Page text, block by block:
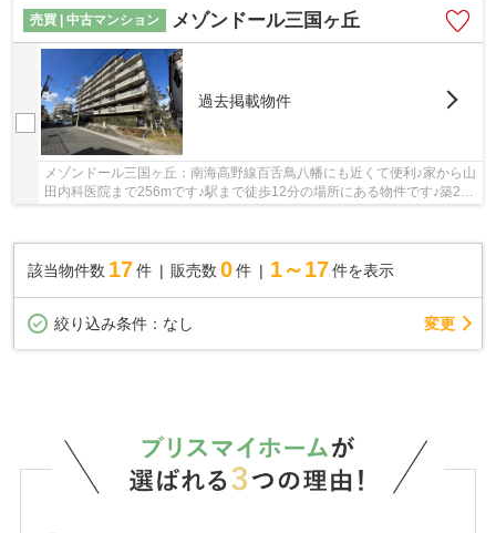
売買 | 中古マンション
メゾンドール三国ヶ丘
過去掲載物件
メゾンドール三国ヶ丘：南海高野線百舌鳥八幡にも近くて便利♪家から山
田内科医院まで256mです♪駅まで徒歩12分の場所にある物件です♪築26
年の中古マンションです♪堺市北区エリアでの物...
該当物件数 17件 販売数 0 件 1～17 件を表示
絞り込み条件： なし 変更